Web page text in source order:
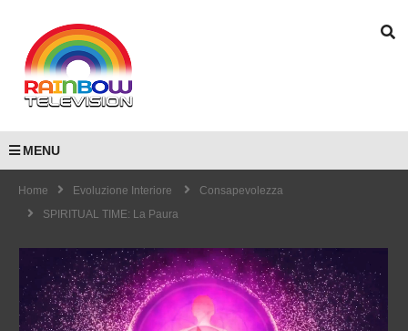
MENU
Home Evoluzione Interiore
Consapevolezza
SPIRITUAL TIME: La Paura